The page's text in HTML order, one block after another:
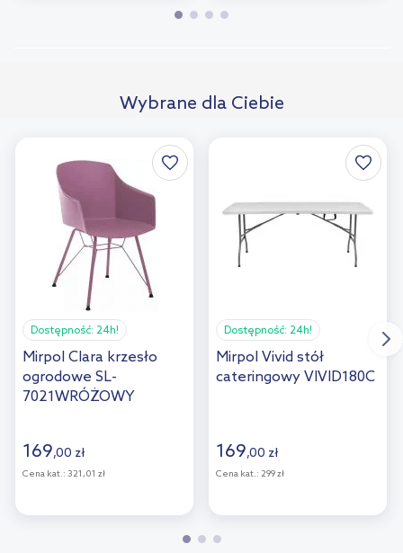
Wybrane dla Ciebie
Dostępność: 24h!
Mirpol Clara krzesło
ogrodowe SL-
7021WRÓŻOWY
169,00 zł
Cena kat.: 321,01 zł
Dostępność: 24h!
Mirpol Vivid stół
cateringowy VIVID180C
169,00 zł
Cena kat.: 299 zł